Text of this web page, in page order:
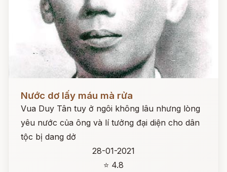
Nước dơ lấy máu mà rửa
Vua Duy Tân tuy ở ngôi không lâu nhưng lòng
yêu nước của ông và lí tưởng đại diện cho dân
tộc bị dang dở
28-01-2021
⭐ 4.8